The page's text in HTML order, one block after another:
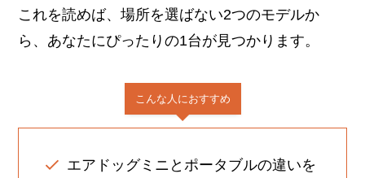
これを読めば、場所を選ばない2つのモデルか
ら、あなたにぴったりの1台が見つかります。
こんな人におすすめ
エアドッグミニとポータブルの違いを